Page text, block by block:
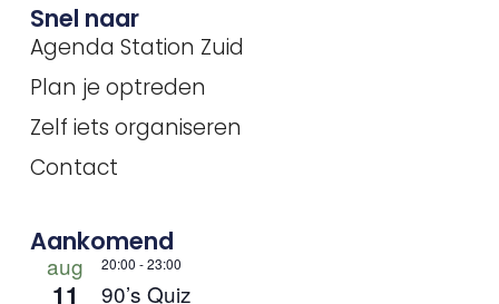
Snel naar
Agenda Station Zuid
Plan je optreden
Zelf iets organiseren
Contact
Aankomend
aug
11
20:00 -23:00
90’s Quiz